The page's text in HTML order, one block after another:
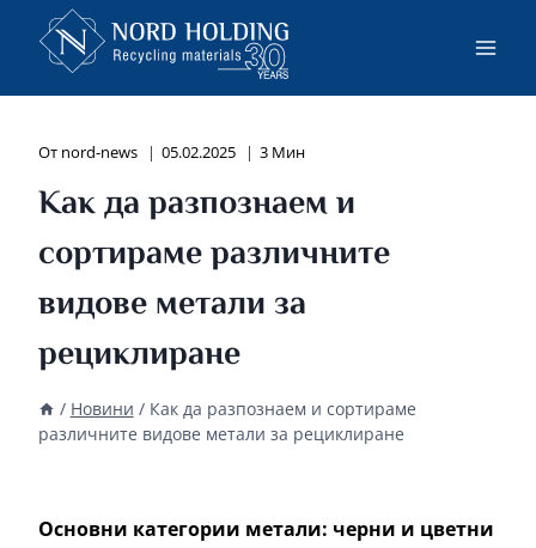
съдържанието
От nord-news 05.02.2025 3 Мин
Как да разпознаем и
сортираме различните
видове метали за
рециклиране
/ Новини / Как да разпознаем и сортираме
различните видове метали за рециклиране
Основни категории метали: черни и цветни